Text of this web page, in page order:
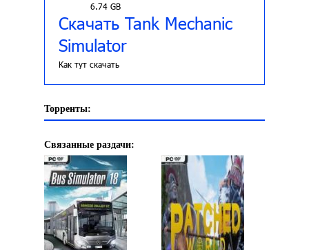
6.74 GB
Скачать Tank Mechanic
Simulator
Как тут скачать
Торренты:
Связанные раздачи: